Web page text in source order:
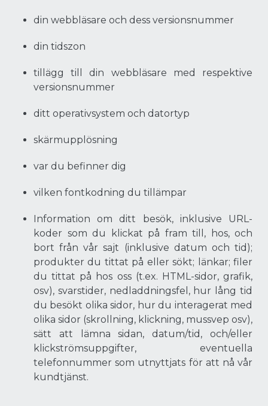
din webbläsare och dess versionsnummer
din tidszon
tillägg till din webbläsare med respektive
versionsnummer
ditt operativsystem och datortyp
skärmupplösning
var du befinner dig
vilken fontkodning du tillämpar
Information om ditt besök, inklusive URL-
koder som du klickat på fram till, hos, och
bort från vår sajt (inklusive datum och tid);
produkter du tittat på eller sökt; länkar; filer
du tittat på hos oss (t.ex. HTML-sidor, grafik,
osv), svarstider, nedladdningsfel, hur lång tid
du besökt olika sidor, hur du interagerat med
olika sidor (skrollning, klickning, mussvep osv),
sätt att lämna sidan, datum/tid, och/eller
klickströmsuppgifter, eventuella
telefonnummer som utnyttjats för att nå vår
kundtjänst.